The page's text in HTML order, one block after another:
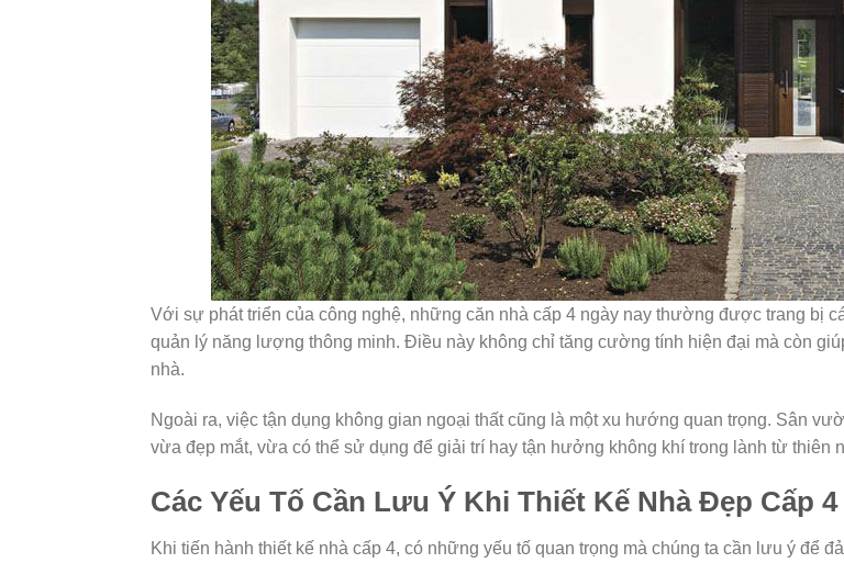
Với sự phát triển của công nghệ, những căn nhà cấp 4 ngày nay thường được trang bị
quản lý năng lượng thông minh. Điều này không chỉ tăng cường tính hiện đại mà còn
nhà.
Ngoài ra, việc tận dụng không gian ngoại thất cũng là một xu hướng quan trọng. Sân
vừa đẹp mắt, vừa có thể sử dụng để giải trí hay tận hưởng không khí trong lành từ thiên
Các Yếu Tố Cần Lưu Ý Khi Thiết Kế Nhà Đẹp Cấp 4
Khi tiến hành thiết kế nhà cấp 4, có những yếu tố quan trọng mà chúng ta cần lưu ý để